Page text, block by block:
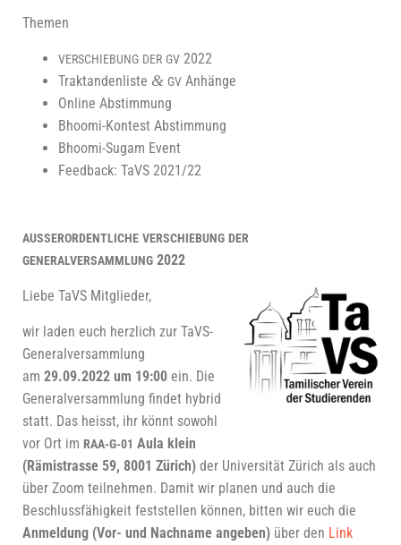
The­men
VERSCHIEBUNG DER GV 2022
Trak­tan­den­lis­te & GV Anhänge
Online Abstim­mung
Bhoo­mi-Kon­test Abstimmung
Bhoo­mi-Sugam Event
Feed­back: TaVS 2021/22
AUSSERORDENTLICHE VERSCHIEBUNG DER
GENERALVERSAMMLUNG 2022
Lie­be TaVS Mitglieder,
wir laden euch herz­lich zur TaVS-
Gene­ral­ver­samm­lung
am 29.09.2022 um 19:00 ein. Die
Gene­ral­ver­samm­lung fin­det hybrid
statt. Das heisst, ihr könnt sowohl
vor Ort im RAA-G-01 Aula klein
(Rämis­tras­se 59, 8001 Zürich) der Uni­ver­si­tät Zürich als auch
über Zoom teil­neh­men. Damit wir pla­nen und auch die
Beschluss­fä­hig­keit fest­stel­len kön­nen, bit­ten wir euch die
Anmel­dung (Vor- und Nach­na­me ange­ben) über den Link